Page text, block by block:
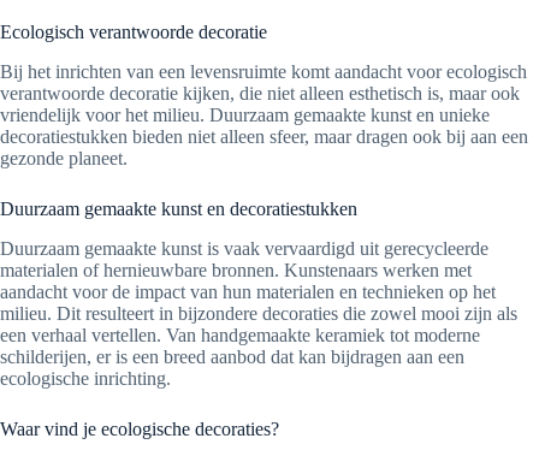
Ecologisch verantwoorde decoratie
Bij het inrichten van een levensruimte komt aandacht voor ecologisch
verantwoorde decoratie kijken, die niet alleen esthetisch is, maar ook
vriendelijk voor het milieu. Duurzaam gemaakte kunst en unieke
decoratiestukken bieden niet alleen sfeer, maar dragen ook bij aan een
gezonde planeet.
Duurzaam gemaakte kunst en decoratiestukken
Duurzaam gemaakte kunst is vaak vervaardigd uit gerecycleerde
materialen of hernieuwbare bronnen. Kunstenaars werken met
aandacht voor de impact van hun materialen en technieken op het
milieu. Dit resulteert in bijzondere decoraties die zowel mooi zijn als
een verhaal vertellen. Van handgemaakte keramiek tot moderne
schilderijen, er is een breed aanbod dat kan bijdragen aan een
ecologische inrichting.
Waar vind je ecologische decoraties?